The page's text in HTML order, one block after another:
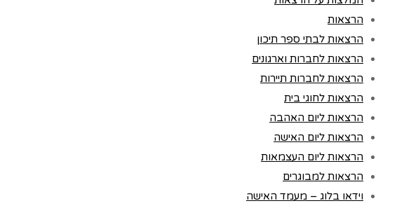
הרצאות
הרצאות לבתי ספר תיכון
הרצאות לחברות וארגונים
הרצאות לחברות תיירות
הרצאות לחוגי בית
הרצאות ליום האהבה
הרצאות ליום האישה
הרצאות ליום העצמאות
הרצאות למבוגרים
וידאו בלוג – מעמד האישה